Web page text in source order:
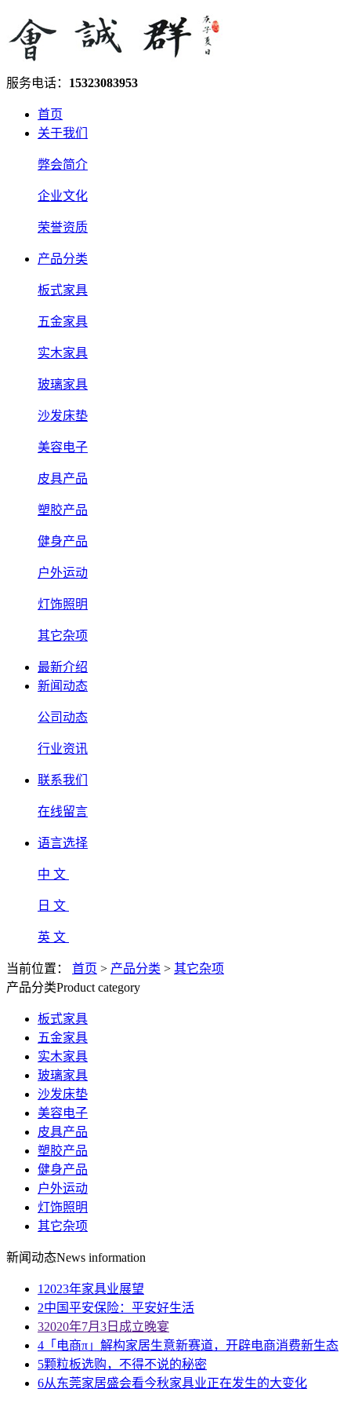
服务电话： 15323083953
首页
关于我们
弊会简介
企业文化
荣誉资质
产品分类
板式家具
五金家具
实木家具
玻璃家具
沙发床垫
美容电子
皮具产品
塑胶产品
健身产品
户外运动
灯饰照明
其它杂项
最新介绍
新闻动态
公司动态
行业资讯
联系我们
在线留言
语言选择
中 文
日 文
英 文
当前位置： 首页 > 产品分类 > 其它杂项
产品分类Product category
板式家具
五金家具
实木家具
玻璃家具
沙发床垫
美容电子
皮具产品
塑胶产品
健身产品
户外运动
灯饰照明
其它杂项
新闻动态News information
1 2023年家具业展望
2中国平安保险：平安好生活
32020年7月3日成立晚宴
4 「电商π」解构家居生意新赛道，开辟电商消费新生态
5颗粒板选购，不得不说的秘密
6从东莞家居盛会看今秋家具业正在发生的大变化